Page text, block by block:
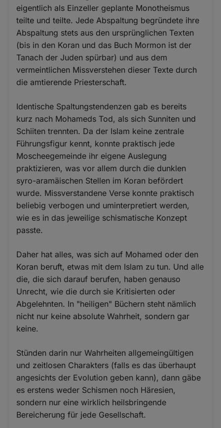
eigentlich als Einzeller geplante Monotheismus
teilte und teilte. Jede Abspaltung begründete ihre
Abspaltung stets aus den ursprünglichen Texten
(bis in den Koran und das Buch Mormon ist der
Tanach der Juden spürbar) und aus dem
vermeintlichen Missverstehen dieser Texte durch
die amtierende Priesterschaft.
Identische Spaltungstendenzen gab es bereits
kurz nach Mohameds Tod, als sich Sunniten und
Schiiten trennten. Da der Islam keine zentrale
Führungsfigur kennt, konnte praktisch jede
Moscheegemeinde ihr eigene Auslegung
praktizieren, was vor allem durch die dunklen
syro-aramäischen Stellen im Koran befördert
wurde. Missverstandene Verse konnte praktisch
beliebig verbogen und uminterpretiert werden,
wie es in das jeweilige schismatische Konzept
passte.
Daher hat alles, was sich auf Mohamed oder den
Koran beruft, etwas mit dem Islam zu tun. Und alle
die, die sich darauf berufen, haben genauso
Unrecht, wie die durch sie Kritisierten oder
Abgelehnten. In "heiligen" Büchern steht nämlich
nicht nur keine absolute Wahrheit, sondern gar
keine.
Stünden darin nur Wahrheiten allgemeingültigen
und zeitlosen Charakters (falls es das überhaupt
angesichts der Evolution geben kann), dann gäbe
es erstens weder Schismen noch Häresien,
sondern nur eine wirklich heilsbringende
Bereicherung für jede Gesellschaft.